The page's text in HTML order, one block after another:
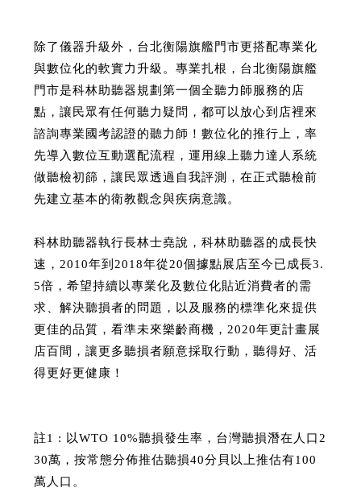
除了儀器升級外，台北衡陽旗艦門市更搭配專業化
與數位化的軟實力升級。專業扎根，台北衡陽旗艦
門市是科林助聽器規劃第一個全聽力師服務的店
點，讓民眾有任何聽力疑問，都可以放心到店裡來
諮詢專業國考認證的聽力師！數位化的推行上，率
先導入數位互動選配流程，運用線上聽力達人系統
做聽檢初篩，讓民眾透過自我評測，在正式聽檢前
先建立基本的衛教觀念與疾病意識。
科林助聽器執行長林士堯說，科林助聽器的成長快
速，2010年到2018年從20個據點展店至今已成長3.
5倍，希望持續以專業化及數位化貼近消費者的需
求、解決聽損者的問題，以及服務的標準化來提供
更佳的品質，看準未來樂齡商機，2020年更計畫展
店百間，讓更多聽損者願意採取行動，聽得好、活
得更好更健康！
註1 : 以WTO 10%聽損發生率，台灣聽損潛在人口2
30萬，按常態分佈推估聽損40分貝以上推估有100
萬人口。